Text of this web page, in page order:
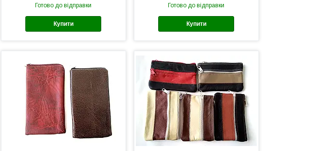
Готово до відправки
Купити
Готово до відправки
Купити